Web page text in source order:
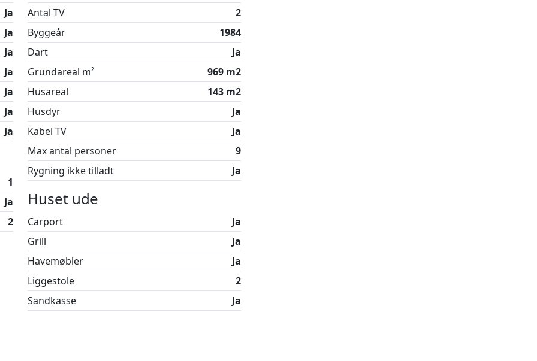
med andre ord mageligt at opholde sig på
her uden at løbe tør for oplevelsesmuligheder.
indbydende karakter og centrale
tilladt.
sommerhusudlejning i over 25 år og kan svare på
eller skriv endelig.
Ja
Ja
Ja
Ja
Ja
Ja
Ja
1
Ja
2
Antal TV
2
Byggeår
1984
Dart
Ja
Grundareal m²
969 m2
Husareal
143 m2
Husdyr
Ja
Kabel TV
Ja
Max antal personer
9
Rygning ikke tilladt
Ja
Huset ude
Carport
Ja
Grill
Ja
Havemøbler
Ja
Liggestole
2
Sandkasse
Ja